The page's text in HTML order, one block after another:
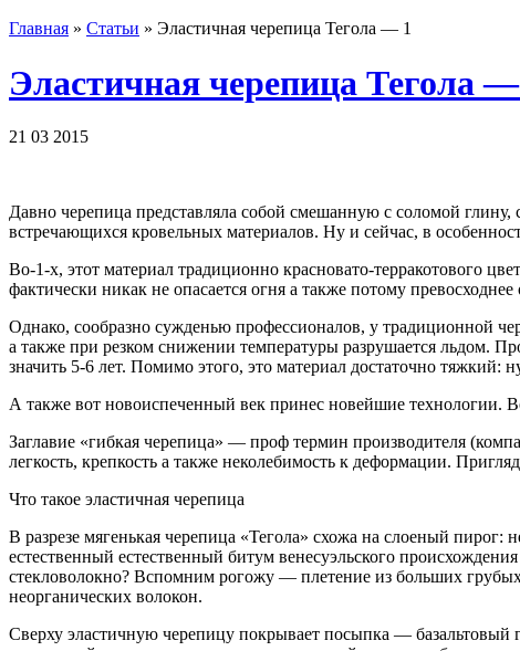
Главная » Статьи » Эластичная черепица Тегола — 1
Эластичная черепица Тегола
21 03 2015
Давно черепица представляла собой смешанную с соломой
встречающихся кровельных материалов. Ну и сейчас, в
Во-1-х, этот материал традиционно красновато-терракотового
фактически никак не опасается огня а также потому
Однако, сообразно сужденью профессионалов, у традиционной
а также при резком снижении температуры разрушается льдом.
значить 5-6 лет. Помимо этого, это материал достаточно тяжкий:
А также вот новоиспеченный век принес новейшие технологии.
Заглавие «гибкая черепица» — проф термин производителя
легкость, крепкость а также неколебимость к деформации.
Что такое эластичная черепица
В разрезе мягенькая черепица «Тегола» схожа на слоеный
естественный естественный битум венесуэльского
стекловолокно? Вспомним рогожу — плетение из больших
неорганических волокон.
Сверху эластичную черепицу покрывает посыпка —